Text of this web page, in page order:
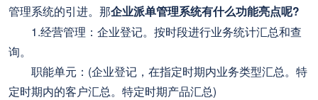
管理系统的引进。那企业派单管理系统有什么功能亮点呢?
1.经营管理：企业登记。按时段进行业务统计汇总和查
询。
职能单元：(企业登记，在指定时期内业务类型汇总。特
定时期内的客户汇总。特定时期产品汇总)